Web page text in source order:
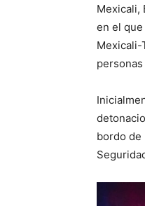
Mexicali,
en el
Mexicali-
bordo de